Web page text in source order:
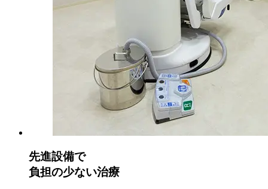
先進設備で
負担の少ない治療